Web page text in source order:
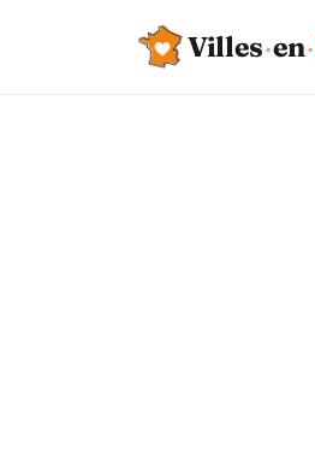
Villes·en·